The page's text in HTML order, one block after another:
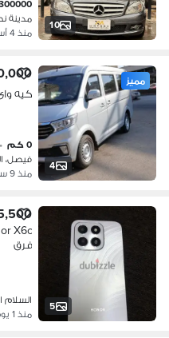
10
300000
مدينة
منذ 4 أسابيع
4
مميز
كيه
0 كم •
فيصل،
منذ 9 ساعات
5
5,500
فرق
السلام
منذ 1 يوم